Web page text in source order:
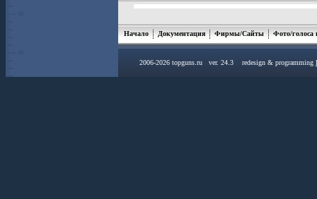
Начало Документация Фирмы/Сайты Фото/голоса
2006-2026 topguns.ru ver. 24.3 redesign & programming